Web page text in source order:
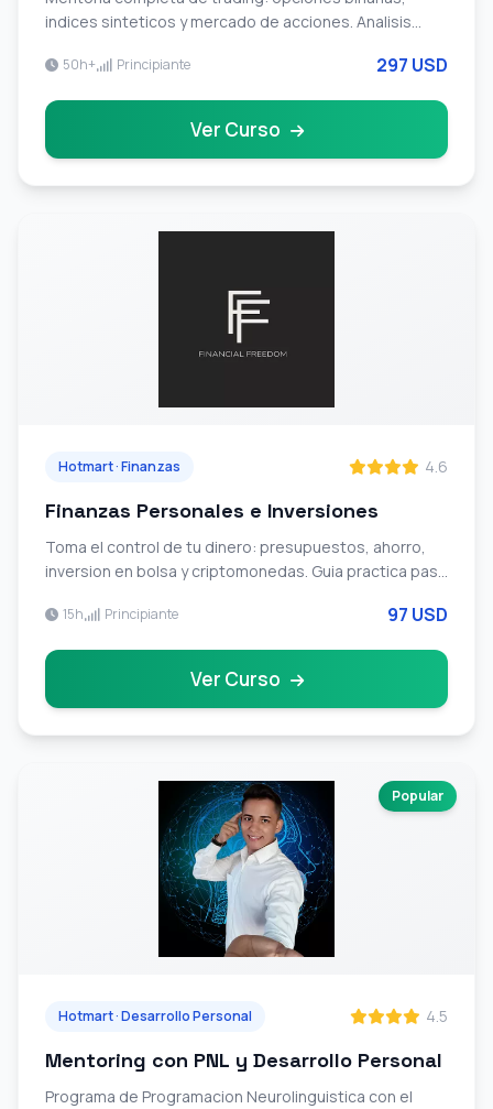
indices sinteticos y mercado de acciones. Analisis
50h+ Principiante 297 USD
Ver Curso
Hotmart · Finanzas 4.6
Finanzas Personales e Inversiones
Toma el control de tu dinero: presupuestos, ahorro,
inversion en bolsa y criptomonedas. Guia practica paso
15h Principiante 97 USD
Ver Curso
Popular
Hotmart · Desarrollo Personal 4.5
Mentoring con PNL y Desarrollo Personal
Programa de Programacion Neurolinguistica con el